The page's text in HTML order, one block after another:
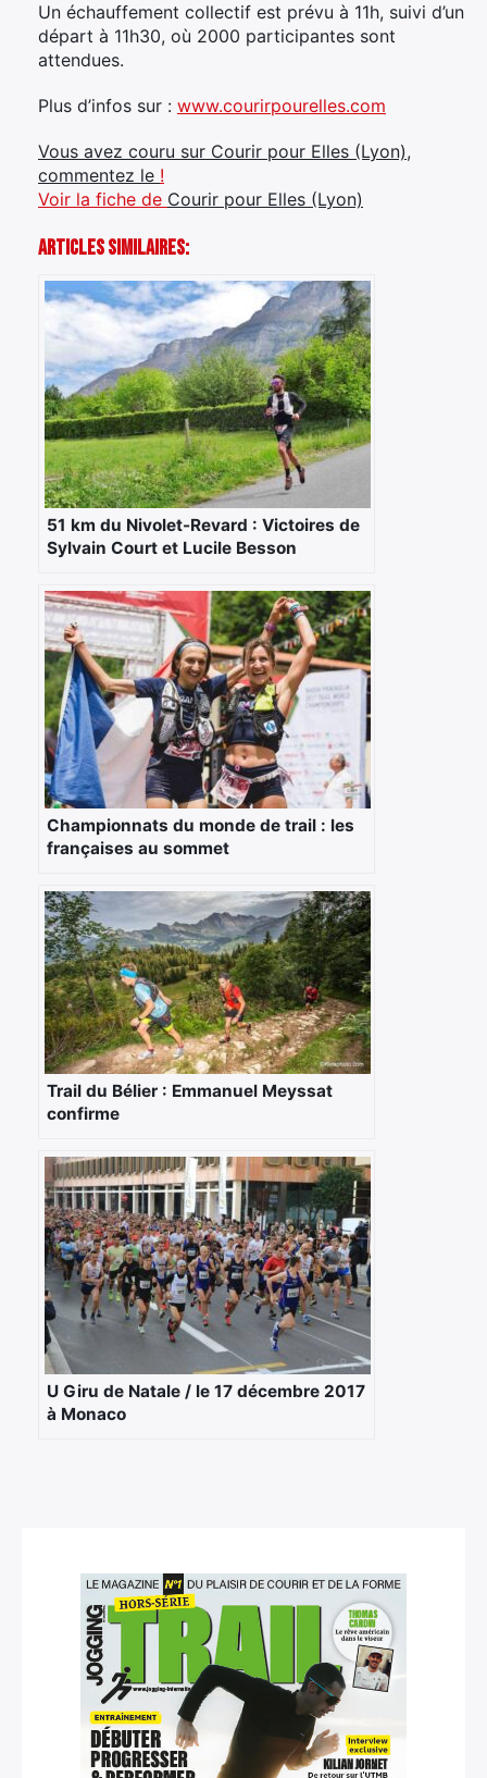
Un échauffement collectif est prévu à 11h, suivi d’un
départ à 11h30, où 2000 participantes sont
attendues.
Plus d’infos sur : www.courirpourelles.com
Vous avez couru sur Courir pour Elles (Lyon),
commentez le !
Voir la fiche de Courir pour Elles (Lyon)
Articles Similaires:
51 km du Nivolet-Revard : Victoires de
Sylvain Court et Lucile Besson
Championnats du monde de trail : les
françaises au sommet
Trail du Bélier : Emmanuel Meyssat
confirme
U Giru de Natale / le 17 décembre 2017
à Monaco